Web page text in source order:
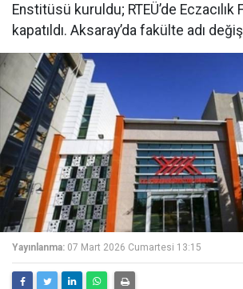
Enstitüsü kuruldu; RTEÜ’de Eczacılık
kapatıldı. Aksaray’da fakülte adı
Yayınlanma: 07 Mart 2026 Cumartesi 13:15